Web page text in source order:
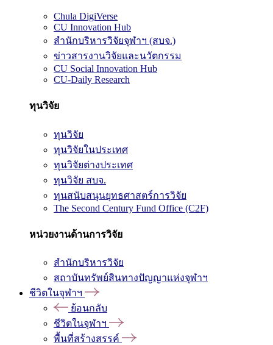
Chula DigiVerse
CU Innovation Hub
สำนักบริหารวิจัยจุฬาฯ (สบจ.)
ข่าวสารงานวิจัยและนวัตกรรม
CU Social Innovation Hub
CU-Daily Research
ทุนวิจัย
ทุนวิจัย
ทุนวิจัยในประเทศ
ทุนวิจัยต่างประเทศ
ทุนวิจัย สบจ.
ทุนสนับสนุนยุทธศาสตร์การวิจัย
The Second Century Fund Office (C2F)
หน่วยงานด้านการวิจัย
สำนักบริหารวิจัย
สถาบันทรัพย์สินทางปัญญาแห่งจุฬาฯ
ชีวิตในจุฬาฯ
ย้อนกลับ
ชีวิตในจุฬาฯ
พื้นที่สร้างสรรค์